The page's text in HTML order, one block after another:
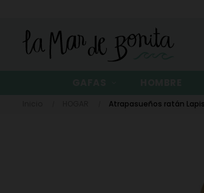
Atrapasueños ratán